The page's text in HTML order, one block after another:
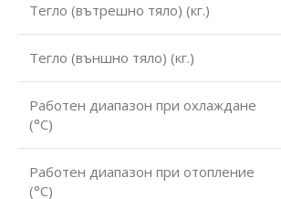
Тегло (вътрешно тяло) (кг.)
Тегло (външно тяло) (кг.)
Работен диапазон при охлаждане
(°С)
Работен диапазон при отопление
(°С)